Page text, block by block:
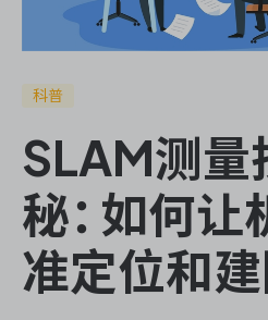
ONES Desk
ONES Assistant
科普
SLAM测量
秘：如何让
准定位和建